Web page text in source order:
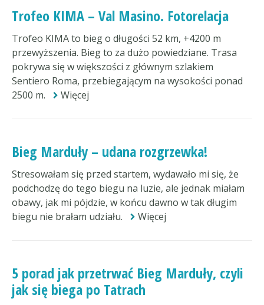
Trofeo KIMA – Val Masino. Fotorelacja
Trofeo KIMA to bieg o długości 52 km, +4200 m
przewyższenia. Bieg to za dużo powiedziane. Trasa
pokrywa się w większości z głównym szlakiem
Sentiero Roma, przebiegającym na wysokości ponad
2500 m.
Więcej
Bieg Marduły – udana rozgrzewka!
Stresowałam się przed startem, wydawało mi się, że
podchodzę do tego biegu na luzie, ale jednak miałam
obawy, jak mi pójdzie, w końcu dawno w tak długim
biegu nie brałam udziału.
Więcej
5 porad jak przetrwać Bieg Marduły, czyli
jak się biega po Tatrach